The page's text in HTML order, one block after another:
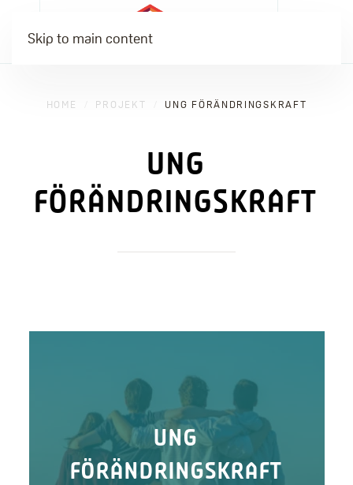
Skip to main content
HOME PROJEKT UNG FÖRÄNDRINGSKRAFT
UNG
FÖRÄNDRINGSKRAFT
UNG
FÖRÄNDRINGSKRAFT